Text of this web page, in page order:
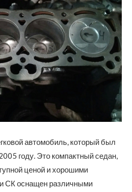
автомобиль, который был
году. Это компактный седан,
ценой и хорошими
СК оснащен различными